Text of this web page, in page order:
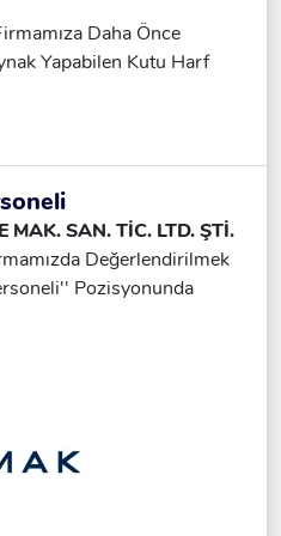
Ve Montaj Bağlıca -
Daha Önce
Yapabilen Kutu Harf
Makinasından Çıkan
Üretiminden Ve
MAK. SAN. TİC. LTD. ŞTİ.
Değerlendirilmek
Pozisyonunda
Ekibimize Katılmak
Lisesi Ve/veya Meslek
En Az 3 Yıl
Imalatı Yapan Firmalarda
Okumayı Bilen, Makine